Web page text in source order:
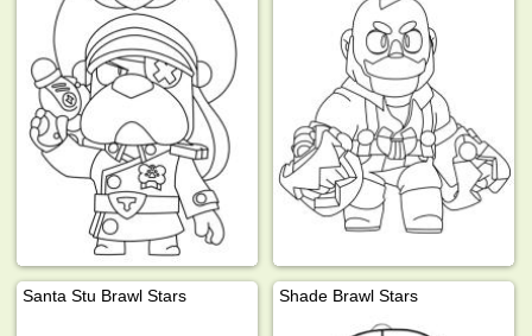
Santa Stu Brawl Stars Shade Brawl Stars